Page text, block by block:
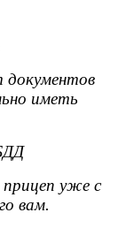
документов
иметь
уже с
вам.